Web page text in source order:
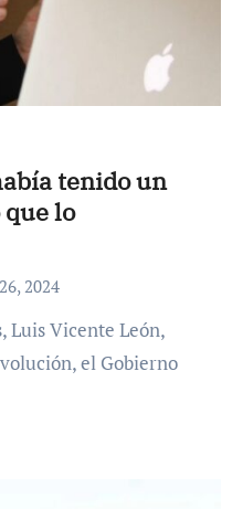
tenido un
lo
2024
el Gobierno